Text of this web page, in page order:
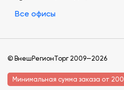
Все офисы
© ВнешРегионТорг 2009—2026
Минимальная сумма заказа от